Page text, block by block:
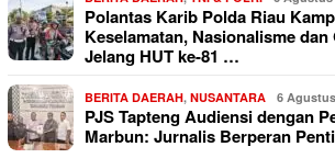
Polantas Karib Polda Riau
Keselamatan, Nasionalisme
Jelang HUT ke-81 …
BERITA DAERAH, NUSANTARA 6
PJS Tapteng Audiensi dengan
Marbun: Jurnalis Berperan